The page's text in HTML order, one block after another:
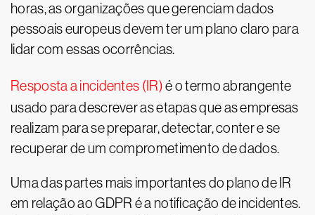
horas, as organizações que gerenciam dados
pessoais europeus devem ter um plano claro para
lidar com essas ocorrências.
Resposta a incidentes (IR)é o termo abrangente
usado para descrever as etapas que as empresas
realizam para se preparar, detectar, conter e se
recuperar de um comprometimento de dados.
Uma das partes mais importantes do plano de IR
em relação ao GDPR é a notificação de incidentes.